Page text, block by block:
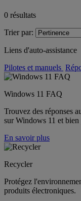
0 résultats
Trier par:
Liens d'auto-assistance
Pilotes et manuels
Windows 11 FAQ
Trouvez des réponses
sur Windows 11 et bien
En savoir plus
Recycler
Protégez
produits électroniques.